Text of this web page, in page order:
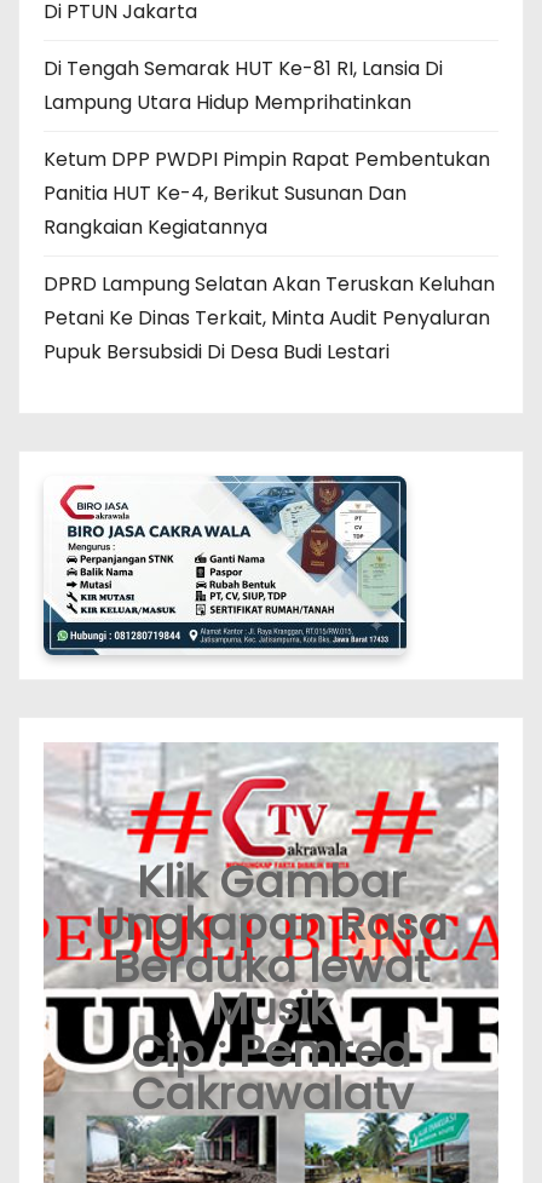
Di PTUN Jakarta
Di Tengah Semarak HUT Ke-81 RI, Lansia Di
Lampung Utara Hidup Memprihatinkan
Ketum DPP PWDPI Pimpin Rapat Pembentukan
Panitia HUT Ke-4, Berikut Susunan Dan
Rangkaian Kegiatannya
DPRD Lampung Selatan Akan Teruskan Keluhan
Petani Ke Dinas Terkait, Minta Audit Penyaluran
Pupuk Bersubsidi Di Desa Budi Lestari
Klik Gambar
Ungkapan Rasa
Berduka lewat
Musik
Cip : Pemred
Cakrawalatv